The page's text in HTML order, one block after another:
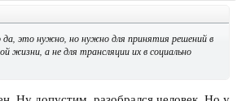
это нужно, но нужно для принятия решений в
жизни, а не для трансляции их в социально